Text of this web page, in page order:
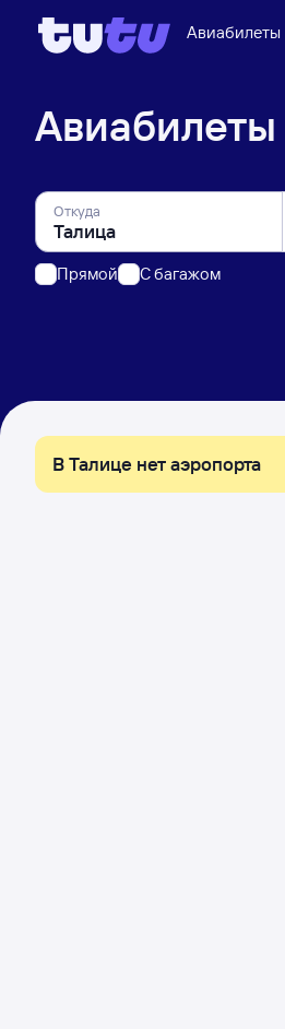
Авиабилеты
Авиабилеты
Откуда
Прямой C багажом
В Талице нет аэропорта